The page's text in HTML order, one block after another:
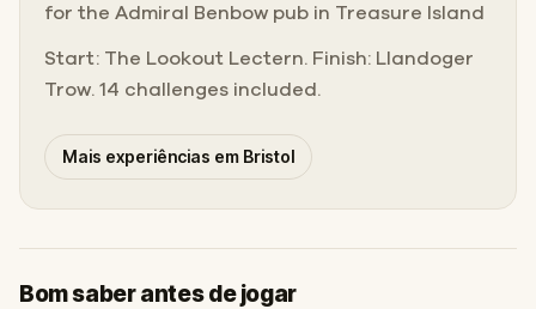
for the Admiral Benbow pub in Treasure Island
Start: The Lookout Lectern. Finish: Llandoger
Trow. 14 challenges included.
Mais experiências em Bristol
Bom saber antes de jogar